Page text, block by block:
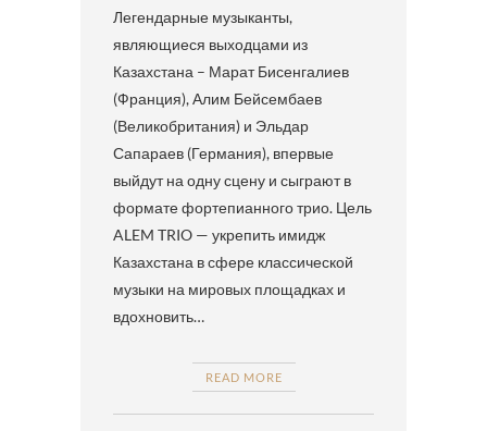
Легендарные музыканты,
являющиеся выходцами из
Казахстана – Марат Бисенгалиев
(Франция), Алим Бейсембаев
(Великобритания) и Эльдар
Сапараев (Германия), впервые
выйдут на одну сцену и сыграют в
формате фортепианного трио. Цель
ALEM TRIO — укрепить имидж
Казахстана в сфере классической
музыки на мировых площадках и
вдохновить…
READ MORE